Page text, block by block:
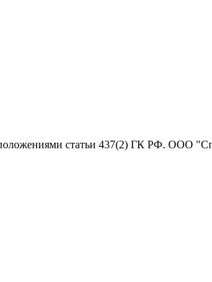
статьи 437(2) ГК РФ. ООО